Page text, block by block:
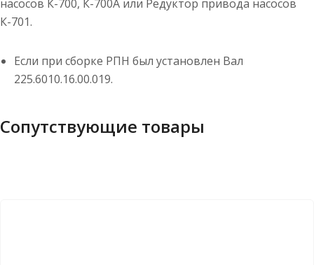
насосов К-700, К-700А или Редуктор привода насосов
К-701.
Если при сборке РПН был установлен Вал
225.6010.16.00.019.
Сопутствующие товары